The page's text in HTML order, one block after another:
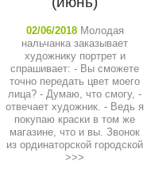
02/06/2018 Молодая
нальчанка заказывает
художнику портрет и
спрашивает: - Вы сможете
точно передать цвет моего
лица? - Думаю, что смогу, -
отвечает художник. - Ведь я
покупаю краски в том же
магазине, что и вы. Звонок
из ординаторской городской
>>>